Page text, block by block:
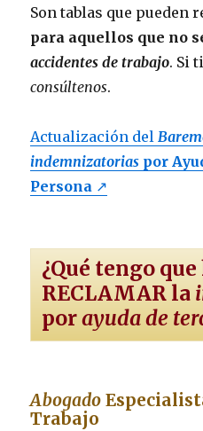
Son tablas que pueden
para aquellos que no
accidentes de trabajo. Si
consúltenos.
Actualización del
indemnizatorias por
Persona ↗
¿Qué tengo
RECLAMAR la
porayuda de
Abogado
Trabajo